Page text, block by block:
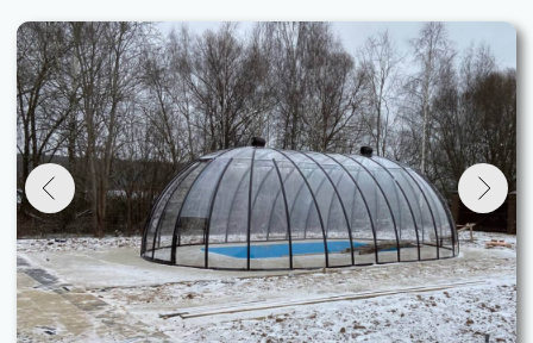
Из чего сделан наш
купол для бассейна
Монолитный поликарбонат
Каркас купола- стальной
профиль 50х25х2 mm окрашен
порошковым методом